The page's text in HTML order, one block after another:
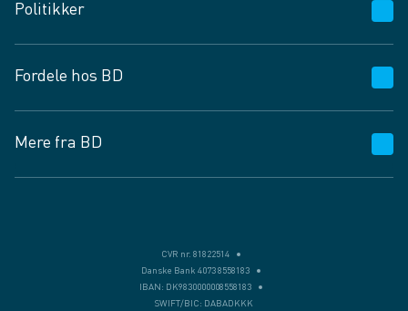
Vagttelefon 30 10 89 89
Spørgsmål og svar
Job og karriere
Fødevarekontrolrapport
Politikker
Privatlivspolitik
Cookies
Vilkår og betingelser
Fordele hos BD
BD app
BD.dk services
Mere fra BD
CVR nr. 81822514
Danske Bank 4073 8558183
IBAN: DK9830000008558183
SWIFT/BIC: DABADKKK